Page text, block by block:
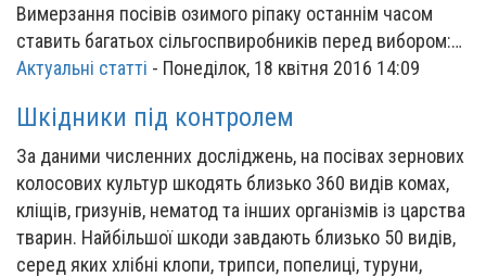
Вимерзання посівів озимого ріпаку останнім часом
ставить багатьох сільгоспвиробників перед вибором:…
Актуальні статті - Понеділок, 18 квітня 2016 14:09
Шкідники під контролем
За даними численних досліджень, на посівах зернових
колосових культур шкодять близько 360 видів комах,
кліщів, гризунів, нематод та інших організмів із царства
тварин. Найбільшої шкоди завдають близько 50 видів,
серед яких хлібні клопи, трипси, попелиці, туруни,